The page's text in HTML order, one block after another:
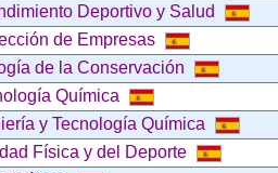
Deportivo y Salud
de Empresas
de la Conservación
Química
y Tecnología Química
Física y del Deporte